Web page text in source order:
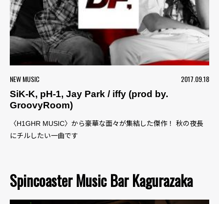
NEW MUSIC
2017.09.18
SiK-K, pH-1, Jay Park / iffy (prod by.
GroovyRoom)
〈H1GHR MUSIC〉から豪華な面々が集結した傑作！ 秋の夜長
にチルしたい一曲です
Spincoaster Music Bar Kagurazaka